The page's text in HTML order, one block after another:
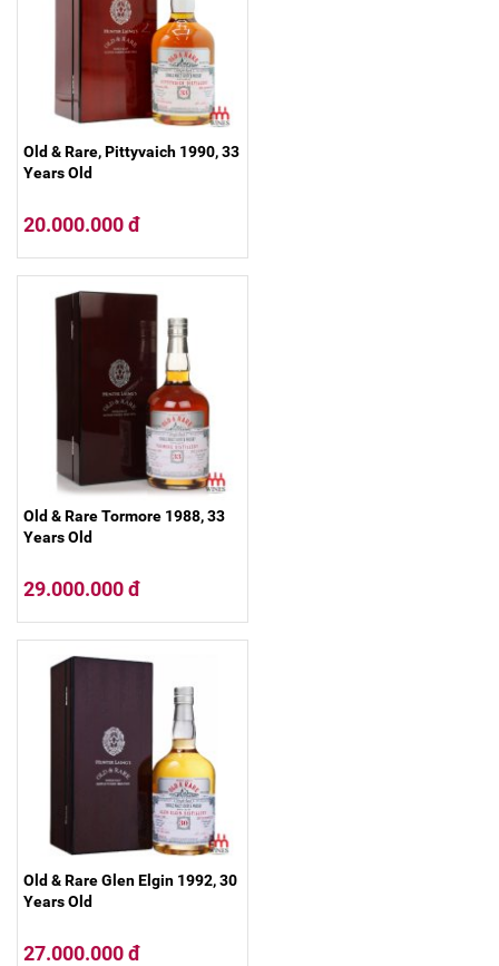
Old & Rare, Pittyvaich 1990, 33
Years Old
20.000.000 đ
Old & Rare Tormore 1988, 33
Years Old
29.000.000 đ
Old & Rare Glen Elgin 1992, 30
Years Old
27.000.000 đ